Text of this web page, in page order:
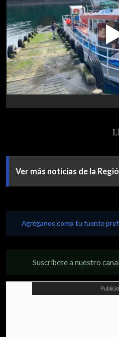
Play
Video
Ver más noticias de la
Agréganos como tu fuente
Suscríbete a nuestro